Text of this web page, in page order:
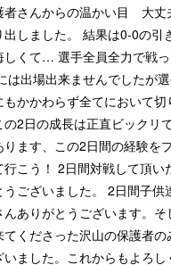
者さんからの温かい目 大丈
出しました。 結果は0-0の
しくて… 選手全員全力で戦
は出場出来ませんでしたが
かかわらず全てにおいて切
2日の成長は正直ビックリ
ります、この2日間の経験を
こう！ 2日間対戦して頂い
ございました。 2日間子供
ありがとうございます。そ
くださった沢山の保護者の
ました。これからもよろし